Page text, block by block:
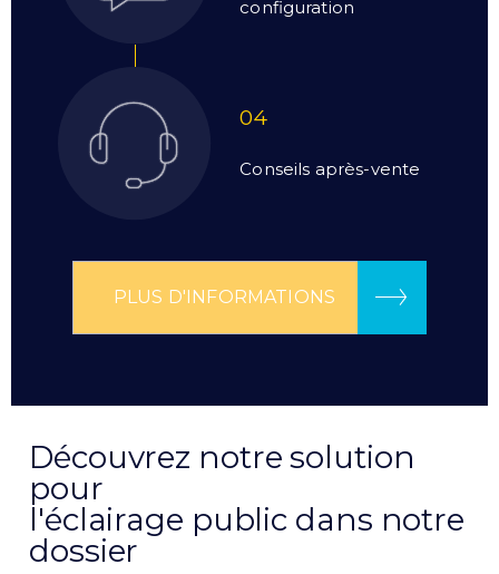
configuration
04
Conseils après-vente
PLUS D'INFORMATIONS
Découvrez notre solution
pour
l'éclairage public dans notre
dossier